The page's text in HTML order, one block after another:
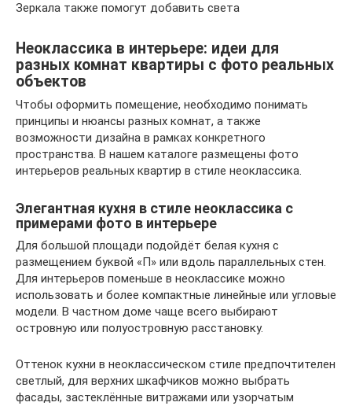
Зеркала также помогут добавить света
Неоклассика в интерьере: идеи для
разных комнат квартиры с фото реальных
объектов
Чтобы оформить помещение, необходимо понимать
принципы и нюансы разных комнат, а также
возможности дизайна в рамках конкретного
пространства. В нашем каталоге размещены фото
интерьеров реальных квартир в стиле неоклассика.
Элегантная кухня в стиле неоклассика c
примерами фото в интерьере
Для большой площади подойдёт белая кухня с
размещением буквой «П» или вдоль параллельных стен.
Для интерьеров поменьше в неоклассике можно
использовать и более компактные линейные или угловые
модели. В частном доме чаще всего выбирают
островную или полуостровную расстановку.
Оттенок кухни в неоклассическом стиле предпочтителен
светлый, для верхних шкафчиков можно выбрать
фасады, застеклённые витражами или узорчатым